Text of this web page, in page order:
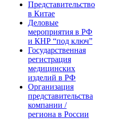
Представительство
в Китае
Деловые
мероприятия в РФ
и КНР “под ключ”
Государственная
регистрация
медицинских
изделий в РФ
Организация
представительства
компании /
региона в России